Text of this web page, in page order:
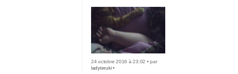
24 octobre 2016 à 23:02 • par
ladyteruki•